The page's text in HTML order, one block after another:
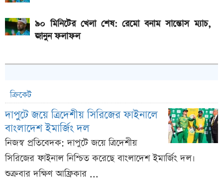
৯০ মিনিটের খেলা শেষ: রেমো বনাম সান্তোস ম্যাচ,
জানুন ফলাফল
ক্রিকেট
দাপুটে জয়ে ত্রিদেশীয় সিরিজের ফাইনালে
বাংলাদেশ ইমার্জিং দল
নিজস্ব প্রতিবেদক: দাপুটে জয়ে ত্রিদেশীয়
সিরিজের ফাইনাল নিশ্চিত করেছে বাংলাদেশ ইমার্জিং দল।
শুক্রবার দক্ষিণ আফ্রিকার ...